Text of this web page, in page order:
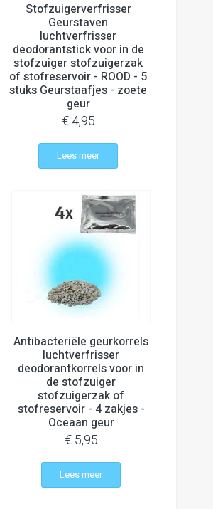
Stofzuigerverfrisser
Geurstaven
luchtverfrisser
deodorantstick voor in de
stofzuiger stofzuigerzak
of stofreservoir - ROOD - 5
stuks Geurstaafjes - zoete
geur
€ 4,95
Lees meer
Antibacteriële geurkorrels
luchtverfrisser
deodorantkorrels voor in
de stofzuiger
stofzuigerzak of
stofreservoir - 4 zakjes -
Oceaan geur
€ 5,95
Lees meer